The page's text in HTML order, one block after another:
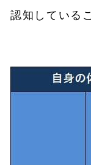
認知している